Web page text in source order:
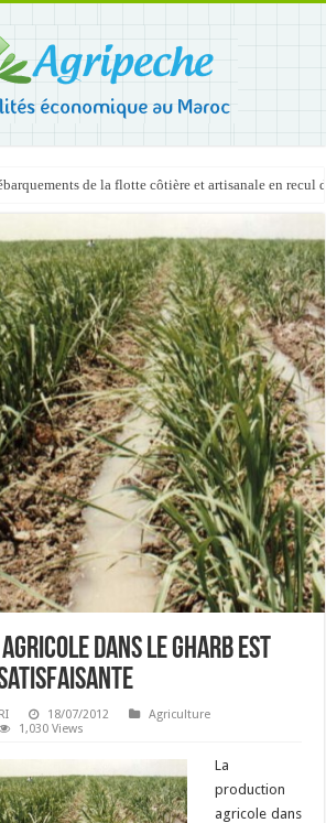
de la flotte côtière et artisanale en recul
dans le Gharb est
18/07/2012
Agriculture
1,030 Views
La
production
agricole dans